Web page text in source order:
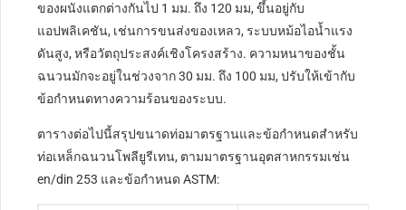
ของผนังแตกต่างกันไป 1 มม. ถึง 120 มม, ขึ้นอยู่กับ
แอปพลิเคชัน, เช่นการขนส่งของเหลว, ระบบหม้อไอน้ำแรง
ดันสูง, หรือวัตถุประสงค์เชิงโครงสร้าง. ความหนาของชั้น
ฉนวนมักจะอยู่ในช่วงจาก 30 มม. ถึง 100 มม, ปรับให้เข้ากับ
ข้อกำหนดทางความร้อนของระบบ.
ตารางต่อไปนี้สรุปขนาดท่อมาตรฐานและข้อกำหนดสำหรับ
ท่อเหล็กฉนวนโพลียูรีเทน, ตามมาตรฐานอุตสาหกรรมเช่น
en/din 253 และข้อกำหนด ASTM: